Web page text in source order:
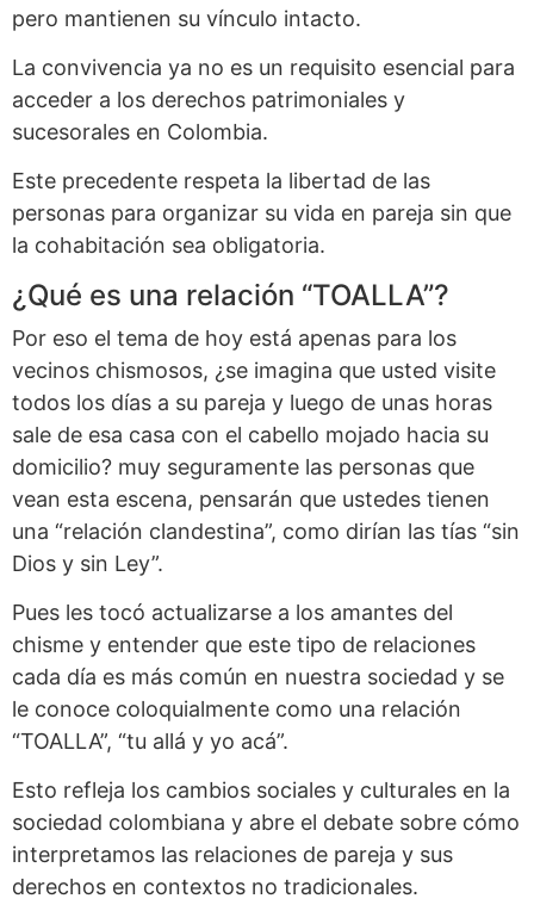
pero mantienen su vínculo intacto.
La convivencia ya no es un requisito esencial para
acceder a los derechos patrimoniales y
sucesorales en Colombia.
Este precedente respeta la libertad de las
personas para organizar su vida en pareja sin que
la cohabitación sea obligatoria.
¿Qué es una relación “TOALLA”?
Por eso el tema de hoy está apenas para los
vecinos chismosos, ¿se imagina que usted visite
todos los días a su pareja y luego de unas horas
sale de esa casa con el cabello mojado hacia su
domicilio? muy seguramente las personas que
vean esta escena, pensarán que ustedes tienen
una “relación clandestina”, como dirían las tías “sin
Dios y sin Ley”.
Pues les tocó actualizarse a los amantes del
chisme y entender que este tipo de relaciones
cada día es más común en nuestra sociedad y se
le conoce coloquialmente como una relación
“TOALLA”, “tu allá y yo acá”.
Esto refleja los cambios sociales y culturales en la
sociedad colombiana y abre el debate sobre cómo
interpretamos las relaciones de pareja y sus
derechos en contextos no tradicionales.